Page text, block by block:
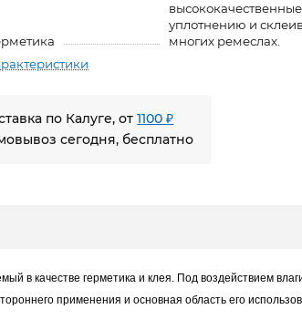
уплотнению и
многих ремеслах.
по Калуге, от1100 ₽
сегодня, бесплатно
в качестве герметика и клея. Под воздействием
применения и основная область его